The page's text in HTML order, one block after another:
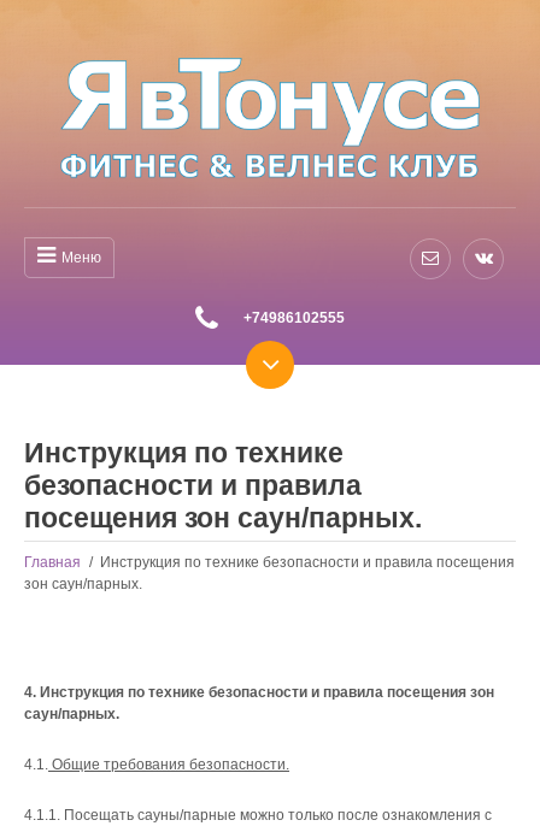
Меню
+74986102555
Инструкция по технике
безопасности и правила
посещения зон саун/парных.
Главная / Инструкция по технике безопасности и правила посещения
зон саун/парных.
4. Инструкция по технике безопасности и правила посещения зон
саун/парных.
4.1. Общие требования безопасности.
4.1.1. Посещать сауны/парные можно только после ознакомления с